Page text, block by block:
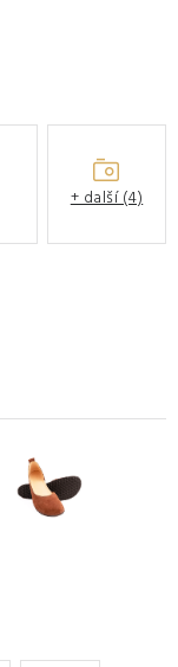
+ další (4)